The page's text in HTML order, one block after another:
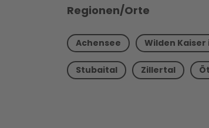
Regionen/Orte
Achensee Wilden
Stubaital Zillertal